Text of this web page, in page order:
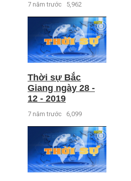
7 năm trước 5,962
Thời sự Bắc
Giang ngày 28 -
12 - 2019
7 năm trước 6,099